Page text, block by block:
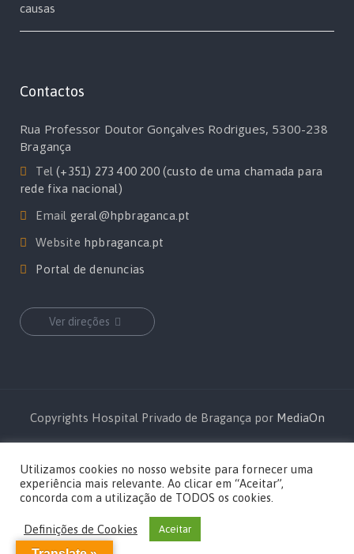
causas
Contactos
Rua Professor Doutor Gonçalves Rodrigues, 5300-238
Bragança
Tel(+351) 273 400 200 (custo de uma chamada para
rede fixa nacional)
Email geral@hpbraganca.pt
Website hpbraganca.pt
Portal de denuncias
Ver direções
Copyrights Hospital Privado de Bragança por MediaOn
Utilizamos cookies no nosso website para fornecer uma
experiência mais relevante. Ao clicar em “Aceitar”,
concorda com a utilização de TODOS os cookies.
Definições de Cookies Aceitar